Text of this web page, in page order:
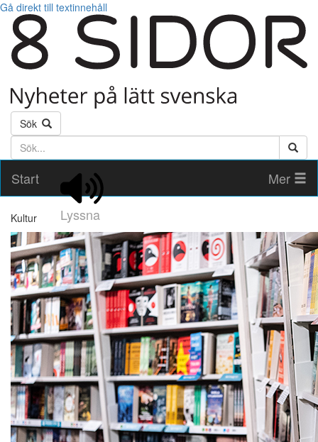
Gå direkt till textinnehåll
Sök
Söktext
Start
Lyssna
Mer
Kultur